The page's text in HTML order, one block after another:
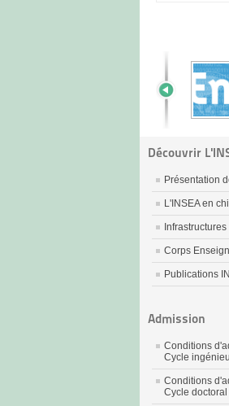
Découvrir
Présentation
L'INSEA en
Infrastructures
Corps
Publications
Admission
Conditions
Cycle
Conditions
Cycle doctoral